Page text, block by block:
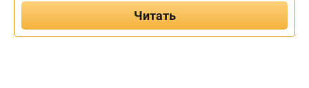
Читать